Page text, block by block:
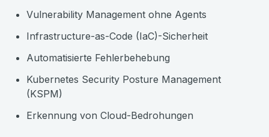
Vulnerability Management ohne Agents
Infrastructure-as-Code (IaC)-Sicherheit
Automatisierte Fehlerbehebung
Kubernetes Security Posture Management
(KSPM)
Erkennung von Cloud-Bedrohungen